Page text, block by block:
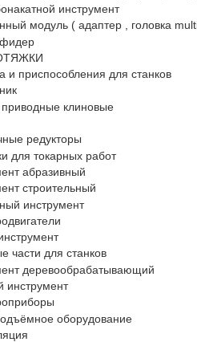
инструмент
модуль ( адаптер , головка multi
и приспособления для станков
клиновые
редукторы
для токарных работ
абразивный
строительный
инструмент
части для станков
деревообрабатывающий
инструмент
оборудование